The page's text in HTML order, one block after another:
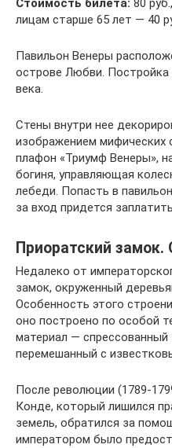
Стоимость билета: 80
лицам старше 65 лет — 40
Павильон Венеры
острове Любви. Постройка
века.
Стены внутри нее
изображением мифических
плафон «Триумф Венеры»,
богиня, управляющая
лебеди. Попасть в
за вход придется
Приоратский
Недалеко от
замок, окруженный
Особенность этого
оно построено по особой
материал — спрессованный
перемешанный с
После революции (1789-
Конде, который лишился
земель, обратился за
императором было